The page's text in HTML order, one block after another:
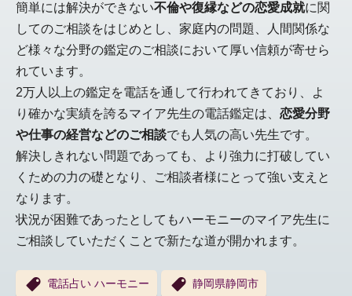
簡単には解決ができない不倫や復縁などの恋愛成就に関
してのご相談をはじめとし、家庭内の問題、人間関係な
ど様々な分野の鑑定のご相談において厚い信頼が寄せら
れています。
2万人以上の鑑定を電話を通して行われてきており、よ
り確かな実績を誇るマイア先生の電話鑑定は、 恋愛分野
や仕事の経営などのご相談でも人気の高い先生です。
解決しきれない問題であっても、より強力に打破してい
くための力の礎となり、ご相談者様にとって強い支えと
なります。
状況が困難であったとしてもハーモニーのマイア先生に
ご相談していただくことで新たな道が開かれます。
電話占い ハーモニー 静岡県静岡市